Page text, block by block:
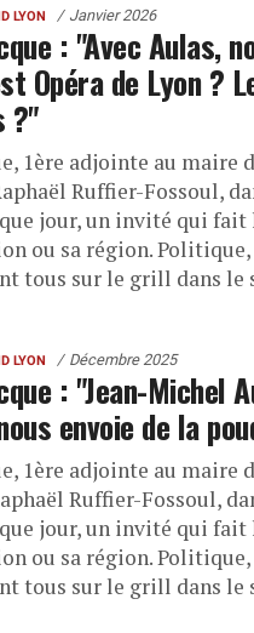
LYON Janvier 2026
: "Avec Aulas,
Opéra de Lyon ?
?"
1ère adjointe au maire
Ruffier-Fossoul,
jour, un invité qui
ou sa région.
tous sur le grill dans le
LYON Décembre 2025
: "Jean-Michel
envoie de la
1ère adjointe au maire
Ruffier-Fossoul,
jour, un invité qui
ou sa région.
tous sur le grill dans le